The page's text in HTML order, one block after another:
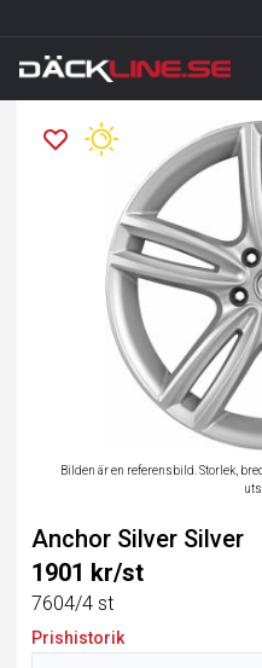
Bilden är en referensbild. Storlek,
Anchor Silver Silver
1901 kr/st
7604/4 st
Prishistorik